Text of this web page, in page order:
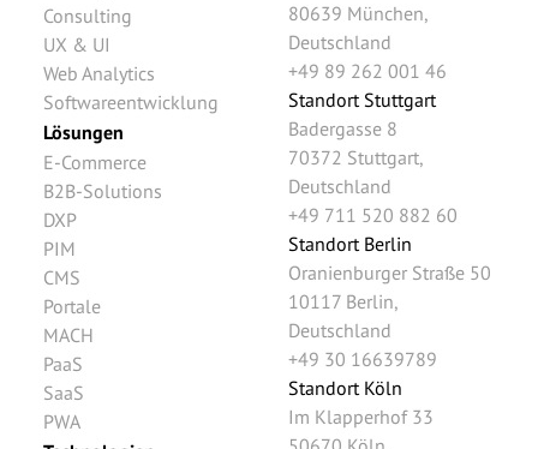
Consulting
UX & UI
Web Analytics
Softwareentwicklung
Lösungen
E-Commerce
B2B-Solutions
DXP
PIM
CMS
Portale
MACH
PaaS
SaaS
PWA
80639 München,
Deutschland
+49 89 262 001 46
Standort Stuttgart
Badergasse 8
70372 Stuttgart,
Deutschland
+49 711 520 882 60
Standort Berlin
Oranienburger Straße 50
10117 Berlin,
Deutschland
+49 30 16639789
Standort Köln
Im Klapperhof 33